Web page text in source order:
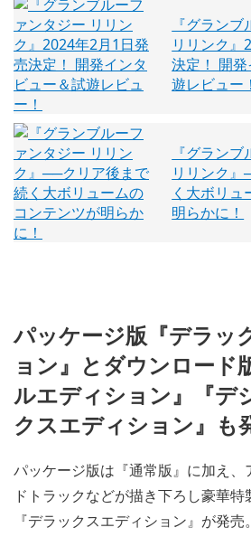
『グラン
リリンク』
決定！ 開
遊レビュー！
『グラン
リリンク
く大ボリュ
明らかに！
パッケージ版『デラッ
ョン』とダウンロード
ルエディション』『デ
クスエディション』も
パッケージ版は『通常版』に加え、
ドトラックなどが描き下ろし豪華特
『デラックスエディション』が発